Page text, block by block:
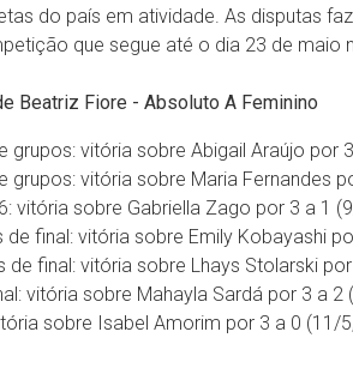
do país em atividade. As disputas
que segue até o dia 23 de maio
Beatriz Fiore - Absoluto A Feminino
grupos: vitória sobre Abigail Araújo por
grupos: vitória sobre Maria Fernandes
vitória sobre Gabriella Zago por 3 a 1
de final: vitória sobre Emily Kobayashi
de final: vitória sobre Lhays Stolarski
vitória sobre Mahayla Sardá por 3 a
sobre Isabel Amorim por 3 a 0 (11/